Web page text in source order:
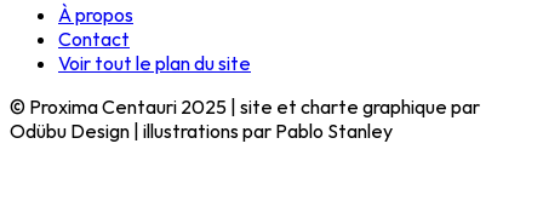
À propos
Contact
Voir tout le plan du site
© Proxima Centauri 2025 | site et charte graphique par
Odübu Design | illustrations par Pablo Stanley